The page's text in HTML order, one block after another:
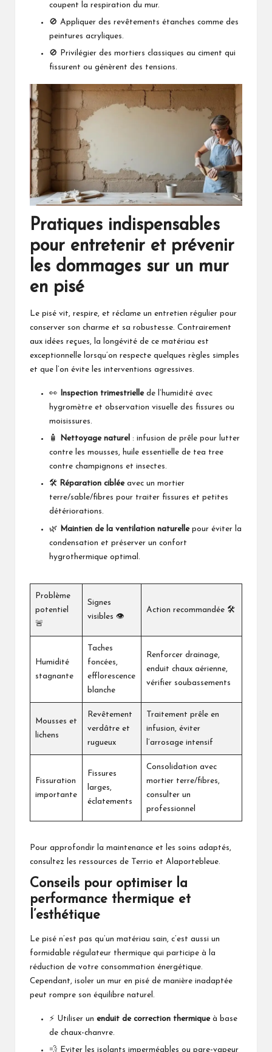
coupent la respiration du mur.
🚫 Appliquer des revêtements étanches comme des
peintures acryliques.
🚫 Privilégier des mortiers classiques au ciment qui
fissurent ou génèrent des tensions.
Pratiques indispensables
pour entretenir et prévenir
les dommages sur un mur
en pisé
Le pisé vit, respire, et réclame un entretien régulier pour
conserver son charme et sa robustesse. Contrairement
aux idées reçues, la longévité de ce matériau est
exceptionnelle lorsqu’on respecte quelques règles simples
et que l’on évite les interventions agressives.
👀 Inspection trimestriellede l’humidité avec
hygromètre et observation visuelle des fissures ou
moisissures.
🧴 Nettoyage naturel : infusion de prêle pour lutter
contre les mousses, huile essentielle de tea tree
contre champignons et insectes.
🛠️ Réparation cibléeavec un mortier
terre/sable/fibres pour traiter fissures et petites
détériorations.
🌿 Maintien de la ventilation naturellepour éviter la
condensation et préserver un confort
hygrothermique optimal.
Problème
potentiel
🚨
Signes
visibles 👁️
Action recommandée 🛠️
Humidité
stagnante
Taches
foncées,
efflorescence
blanche
Renforcer drainage,
enduit chaux aérienne,
vérifier soubassements
Mousses et
lichens
Revêtement
verdâtre et
rugueux
Traitement prêle en
infusion, éviter
l’arrosage intensif
Fissuration
importante
Fissures
larges,
éclatements
Consolidation avec
mortier terre/fibres,
consulter un
professionnel
Pour approfondir la maintenance et les soins adaptés,
consultez les ressources de
Terrio et Alaportebleue
Conseils pour optimiser la
performance thermique et
l’esthétique
Le pisé n’est pas qu’un matériau sain, c’est aussi un
formidable régulateur thermique qui participe à la
réduction de votre consommation énergétique.
Cependant, isoler un mur en pisé de manière inadaptée
peut rompre son équilibre naturel.
⚡ Utiliser un enduit de correction thermiqueà base
de chaux-chanvre.
💨 Eviter les isolants imperméables ou pare-vapeur